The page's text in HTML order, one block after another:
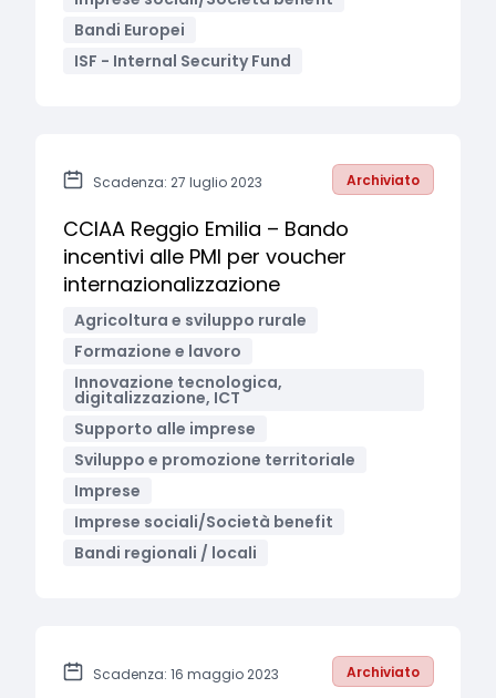
Bandi Europei
ISF - Internal Security Fund
Scadenza: 27 luglio 2023 Archiviato
CCIAA Reggio Emilia – Bando
incentivi alle PMI per voucher
internazionalizzazione
Agricoltura e sviluppo rurale
Formazione e lavoro
Innovazione tecnologica,
digitalizzazione, ICT
Supporto alle imprese
Sviluppo e promozione territoriale
Imprese
Imprese sociali/Società benefit
Bandi regionali / locali
Scadenza: 16 maggio 2023 Archiviato